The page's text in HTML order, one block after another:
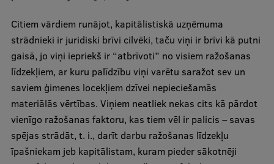
Citiem vārdiem runājot, kapitālistiskā uzņēmuma
strādnieki ir juridiski brīvi cilvēki, taču viņi ir brīvi kā putni
gaisā, jo viņi iepriekš ir “atbrīvoti” no visiem ražošanas
līdzekļiem, ar kuru palīdzību viņi varētu saražot sev un
saviem ģimenes locekļiem dzīvei nepieciešamās
materiālās vērtības. Viņiem neatliek nekas cits kā pārdot
vienīgo ražošanas faktoru, kas tiem vēl ir palicis – savas
spējas strādāt, t. i., darīt darbu ražošanas līdzekļu
īpašniekam jeb kapitālistam, kuram pieder sākotnēji